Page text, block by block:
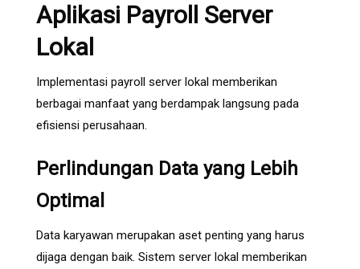
Aplikasi Payroll Server
Lokal
Implementasi payroll server lokal memberikan
berbagai manfaat yang berdampak langsung pada
efisiensi perusahaan.
Perlindungan Data yang Lebih
Optimal
Data karyawan merupakan aset penting yang harus
dijaga dengan baik. Sistem server lokal memberikan